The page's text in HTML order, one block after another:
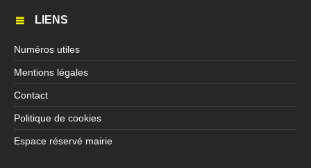
LIENS
Numéros utiles
Mentions légales
Contact
Politique de cookies
Espace réservé mairie